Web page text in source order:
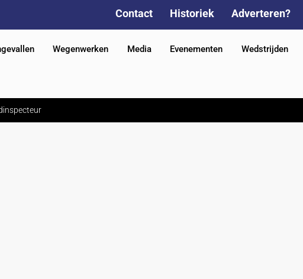
Contact Historiek Adverteren?
Wegenwerken Media Evenementen Wedstrijden